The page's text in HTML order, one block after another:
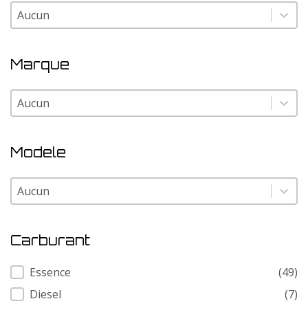
Pays
Pays
Marque
Marque
Marque
Modele
Modele
Modele
Carburant
Carburant
Essence
(49)
Diesel
(7)